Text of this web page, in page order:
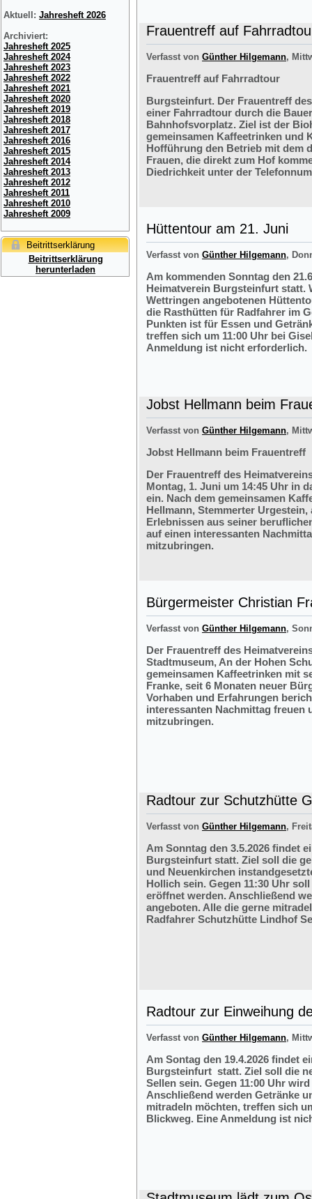
Aktuell: Jahresheft 2026
Archiviert:
Jahresheft 2025
Jahresheft 2024
Jahresheft 2023
Jahresheft 2022
Jahresheft 2021
Jahresheft 2020
Jahresheft 2019
Jahresheft 2018
Jahresheft 2017
Jahresheft 2016
Jahresheft 2015
Jahresheft 2014
Jahresheft 2013
Jahresheft 2012
Jahresheft 2011
Jahresheft 2010
Jahresheft 2009
Beitrittserklärung
Beitrittserklärung
herunterladen
Frauentreff auf
Verfasst von Günther Hilgemann,
Frauentreff auf Fahrradtour
Burgsteinfurt. Der Frauentreff
einer Fahrradtour durch die
Bahnhofsvorplatz. Ziel ist der
gemeinsamen Kaffeetrinken und
Hofführung den Betrieb mit dem
Frauen, die direkt zum Hof
Diedrichkeit unter der
Hüttentour am 21. Juni
Verfasst von Günther Hilgemann,
Am kommenden Sonntag den
Heimatverein Burgsteinfurt statt.
Wettringen angebotenen
die Rasthütten für Radfahrer im
Punkten ist für Essen und
treffen sich um 11:00 Uhr bei
Anmeldung ist nicht erforderlich.
Jobst Hellmann beim
Verfasst von Günther Hilgemann,
Jobst Hellmann beim Frauentreff
Der Frauentreff des
Montag, 1. Juni um 14:45 Uhr in
ein. Nach dem gemeinsamen
Hellmann, Stemmerter
Erlebnissen aus seiner
auf einen interessanten
mitzubringen.
Bürgermeister Christian
Verfasst von Günther Hilgemann,
Der Frauentreff des
Stadtmuseum, An der Hohen
gemeinsamen Kaffeetrinken mit
Franke, seit 6 Monaten neuer
Vorhaben und Erfahrungen
interessanten Nachmittag freuen
mitzubringen.
Radtour zur Schutzhütte
Verfasst von Günther Hilgemann,
Am Sonntag den 3.5.2026 findet
Burgsteinfurt statt. Ziel soll die
und Neuenkirchen
Hollich sein. Gegen 11:30 Uhr
eröffnet werden. Anschließend
angeboten. Alle die gerne
Radfahrer Schutzhütte Lindhof
Radtour zur Einweihung
Verfasst von Günther Hilgemann,
Am Sontag den 19.4.2026 findet
Burgsteinfurt statt. Ziel soll die
Sellen sein. Gegen 11:00 Uhr
Anschließend werden Getränke
mitradeln möchten, treffen sich
Blickweg. Eine Anmeldung ist